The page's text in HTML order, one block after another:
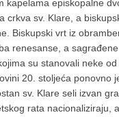
kapelama episkopalne
crkva sv. Klare, a
Biskupski vrt iz
renesanse, a
su stanovali neke
20. stoljeća ponovno
sv. Klare seli izvan
rata nacionaliziraju,